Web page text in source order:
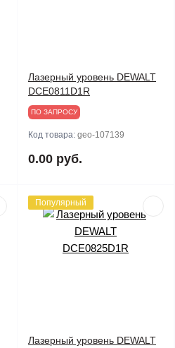
Лазерный уровень DEWALT
DCE0811D1R
ПО ЗАПРОСУ
Код товара: geo-107139
0.00 руб.
Популярный
Лазерный уровень DEWALT